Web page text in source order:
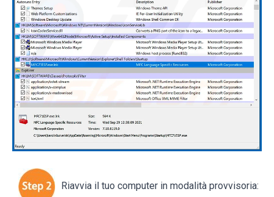
Riavvia il tuo computer in modalità provvisoria: